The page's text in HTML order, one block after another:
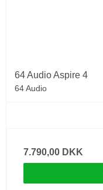
64 Audio Aspire 4
64 Audio
7.790,00 DKK